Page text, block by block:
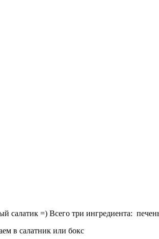
=) Всего три ингредиента:
в салатник или бокс